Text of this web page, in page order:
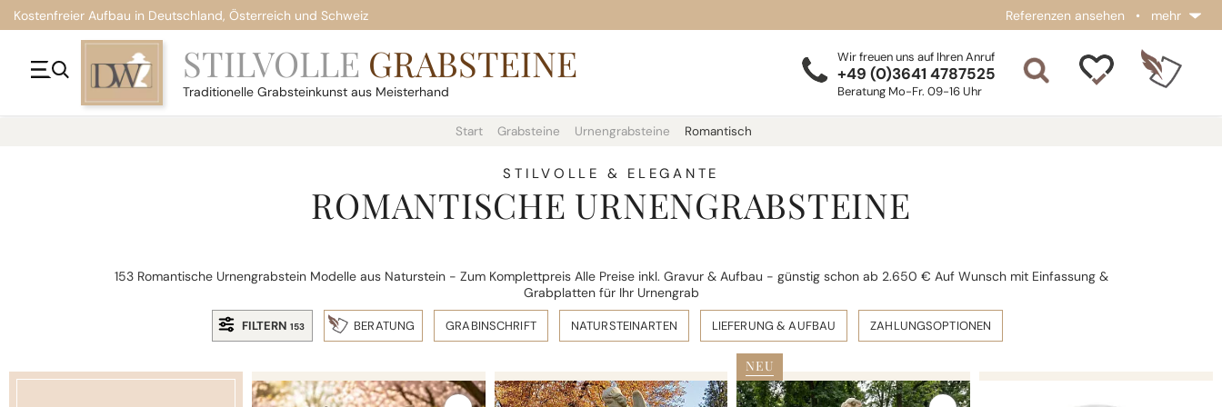
Kostenfreier Aufbau in Deutschland, Österreich und Schweiz Referenzen ansehen • mehr
STILVOLLE GRABSTEINE
TraditionelleGrabsteinkunst aus Meisterhand
Wir freuen uns auf Ihren Anruf
+49 (0)3641 4787525
Beratung Mo-Fr. 09-16 Uhr
Start Grabsteine Urnengrabsteine Romantisch
STILVOLLE & ELEGANTE
ROMANTISCHE URNENGRABSTEINE
153 Romantische Urnengrabstein Modelle aus Naturstein - Zum Komplettpreis Alle Preise inkl. Gravur & Aufbau - günstig schon ab 2.650 € Auf Wunsch mit Einfassung &
Grabplatten für Ihr Urnengrab
FILTERN 153 BERATUNG GRABINSCHRIFT NATURSTEINARTEN LIEFERUNG & AUFBAU ZAHLUNGSOPTIONEN
CENTIA KALUS
NEU
KALINA